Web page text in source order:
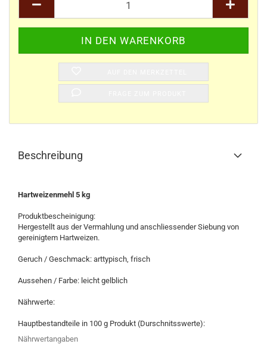
Beschreibung
Hartweizenmehl 5 kg
Produktbescheinigung:
Hergestellt aus der Vermahlung und anschliessender Siebung von
gereinigtem Hartweizen.
Geruch / Geschmack: arttypisch, frisch
Aussehen / Farbe: leicht gelblich
Nährwerte:
Hauptbestandteile in 100 g Produkt (Durschnitsswerte):
Nährwertangaben